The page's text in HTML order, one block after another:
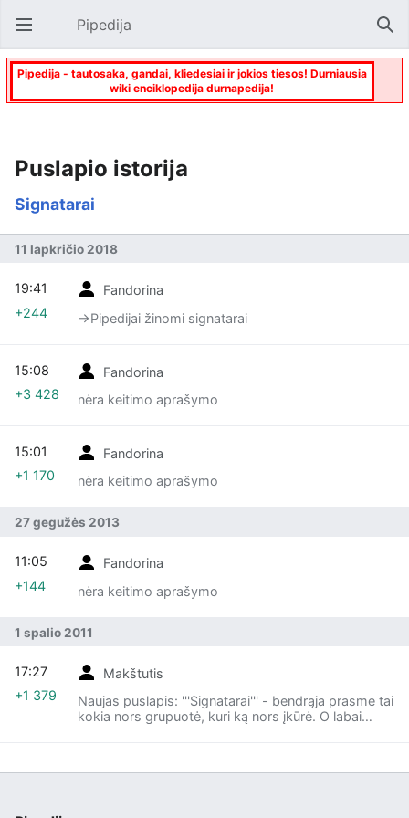
Atverti pagrindinį meniu Pipedija
Pipedija - tautosaka, gandai, kliedesiai ir jokios tiesos! Durniausia
wiki enciklopedija durnapedija!
Puslapio istorija
Signatarai
11 lapkričio 2018
Fandorina
→‎Pipedijai žinomi signatarai
19:41
+244
Fandorina
nėra keitimo aprašymo
15:08
+3 428
Fandorina
nėra keitimo aprašymo
15:01
+1 170
27 gegužės 2013
Fandorina
nėra keitimo aprašymo
11:05
+144
1 spalio 2011
Makštutis
Naujas puslapis: '''Signatarai''' - bendrąja prasme tai
kokia nors grupuotė, kuri ką nors įkūrė. O labai
17:27
+1 379